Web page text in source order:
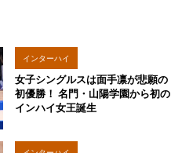
インターハイ
2025
女子シングルスは面手凛が悲願の
初優勝！ 名門・山陽学園から初の
インハイ女王誕生